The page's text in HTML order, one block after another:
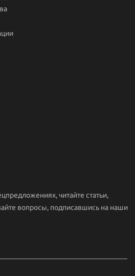
читайте статьи,
вопросы, подписавшись на наши